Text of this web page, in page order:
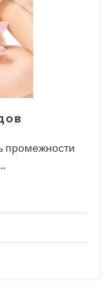
промежности